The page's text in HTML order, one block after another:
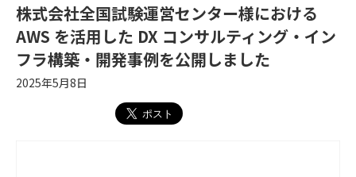
株式会社全国試験運営センター様における
AWS を活用した DX コンサルティング・イン
フラ構築・開発事例を公開しました
2025年5月8日